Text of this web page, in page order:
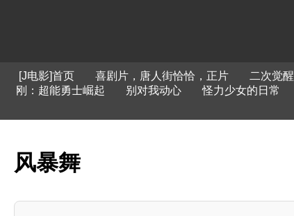
[J电影]首页 喜剧片，唐人街恰恰，正片 二次觉醒
刚：超能勇士崛起
别对我动心 怪力少女的日常
风暴舞